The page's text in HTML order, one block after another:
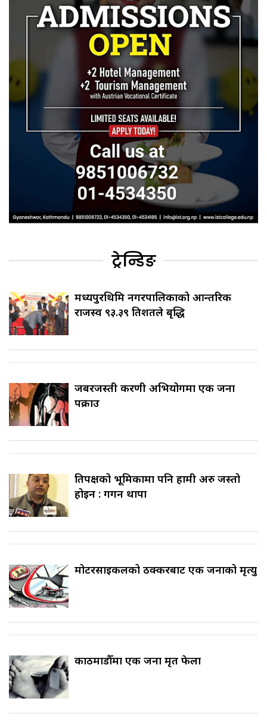
ट्रेन्डिङ
मध्यपुरथिमि नगरपालिकाको आन्तरिक
राजस्व ९३.३९ प्रतिशतले बृद्धि
जबरजस्ती करणी अभियोगमा एक जना
पक्राउ
प्रतिपक्षको भूमिकामा पनि हामी अरु जस्तो
होइन : गगन थापा
मोटरसाइकलको ठक्करबाट एक जनाको मृत्यु
काठमाडौँमा एक जना मृत फेला